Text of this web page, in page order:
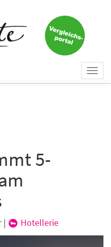
5-
| Hotellerie
mehr